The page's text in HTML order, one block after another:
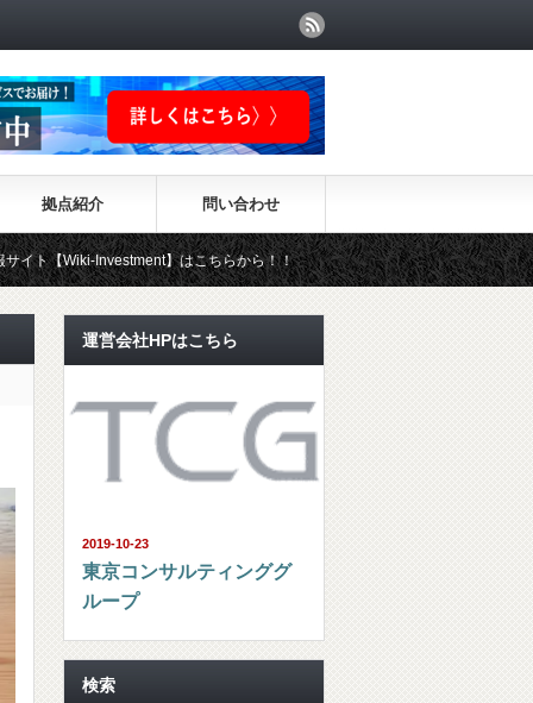
拠点紹介 問い合わせ
】はこちらから！！
運営会社HPはこちら
2019-10-23
東京コンサルティンググ
ループ
検索